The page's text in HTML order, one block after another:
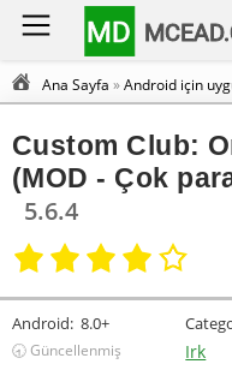
MD
Ana Sayfa »Android için
Custom Club:
(MOD - Çok
5.6.4
Android: 8.0+
🕣 Güncellenmiş Irk